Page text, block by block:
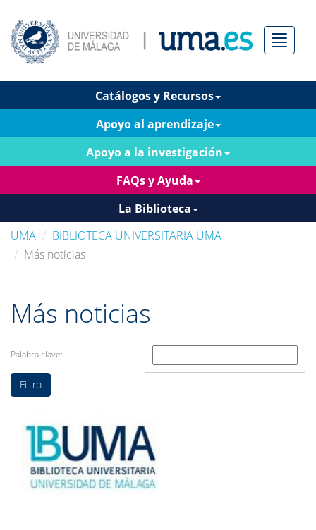
Menú
Catálogos y Recursos
Apoyo al aprendizaje
Apoyo a la investigación
FAQs y Ayuda
La Biblioteca
UMA
BIBLIOTECA UNIVERSITARIA UMA
Más noticias
Más noticias
Palabra clave: